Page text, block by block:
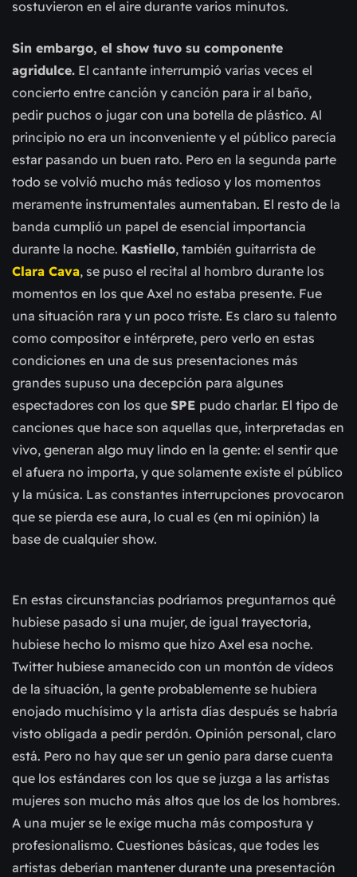
sostuvieron en el aire durante varios minutos.
Sin embargo, el show tuvo su componente
agridulce. El cantante interrumpió varias veces el
concierto entre canción y canción para ir al baño,
pedir puchos o jugar con una botella de plástico. Al
principio no era un inconveniente y el público parecía
estar pasando un buen rato. Pero en la segunda parte
todo se volvió mucho más tedioso y los momentos
meramente instrumentales aumentaban. El resto de la
banda cumplió un papel de esencial importancia
durante la noche. Kastiello, también guitarrista de
Clara Cava, se puso el recital al hombro durante los
momentos en los que Axel no estaba presente. Fue
una situación rara y un poco triste. Es claro su talento
como compositor e intérprete, pero verlo en estas
condiciones en una de sus presentaciones más
grandes supuso una decepción para algunes
espectadores con los que SPE pudo charlar. El tipo de
canciones que hace son aquellas que, interpretadas en
vivo, generan algo muy lindo en la gente: el sentir que
el afuera no importa, y que solamente existe el público
y la música. Las constantes interrupciones provocaron
que se pierda ese aura, lo cual es (en mi opinión) la
base de cualquier show.
En estas circunstancias podríamos preguntarnos qué
hubiese pasado si una mujer, de igual trayectoria,
hubiese hecho lo mismo que hizo Axel esa noche.
Twitter hubiese amanecido con un montón de vídeos
de la situación, la gente probablemente se hubiera
enojado muchísimo y la artista días después se habría
visto obligada a pedir perdón. Opinión personal, claro
está. Pero no hay que ser un genio para darse cuenta
que los estándares con los que se juzga a las artistas
mujeres son mucho más altos que los de los hombres.
A una mujer se le exige mucha más compostura y
profesionalismo. Cuestiones básicas, que todes les
artistas deberían mantener durante una presentación